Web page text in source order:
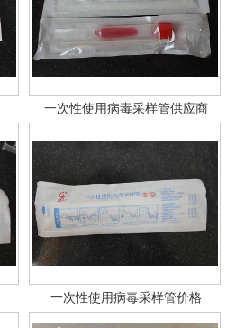
一次性使用病毒采样管供应商
一次性使用病毒采样管价格